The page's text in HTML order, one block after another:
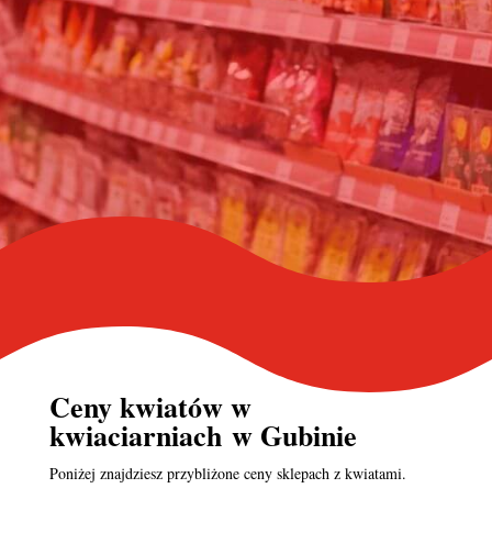
Ceny kwiatów w
kwiaciarniach w Gubinie
Poniżej znajdziesz przybliżone ceny sklepach z kwiatami.